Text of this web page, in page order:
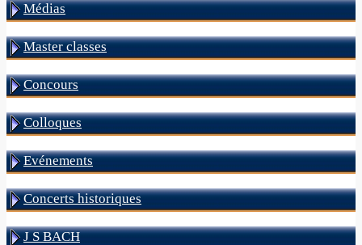
Médias
Master classes
Concours
Colloques
Evénements
Concerts historiques
J S BACH